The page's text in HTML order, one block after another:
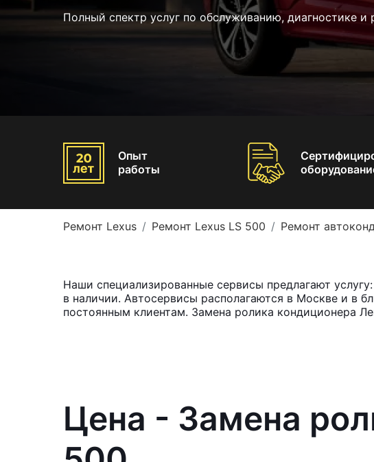
Полный спектр услуг по обслуживанию, диагностике и
Опыт
работы
Ремонт Lexus Ремонт Lexus LS 500 Ремонт
Наши специализированные сервисы предлагают
в наличии. Автосервисы располагаются в Москве и в
постоянным клиентам. Замена ролика кондиционера
Цена - Замена